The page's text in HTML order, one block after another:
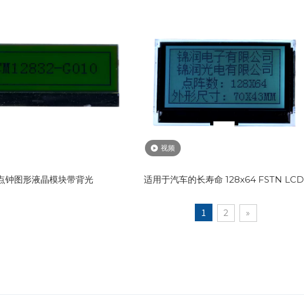
钟图形液晶模块带背光
视频
适用于汽车的长寿命 128x64 FSTN LCD
1 2 »